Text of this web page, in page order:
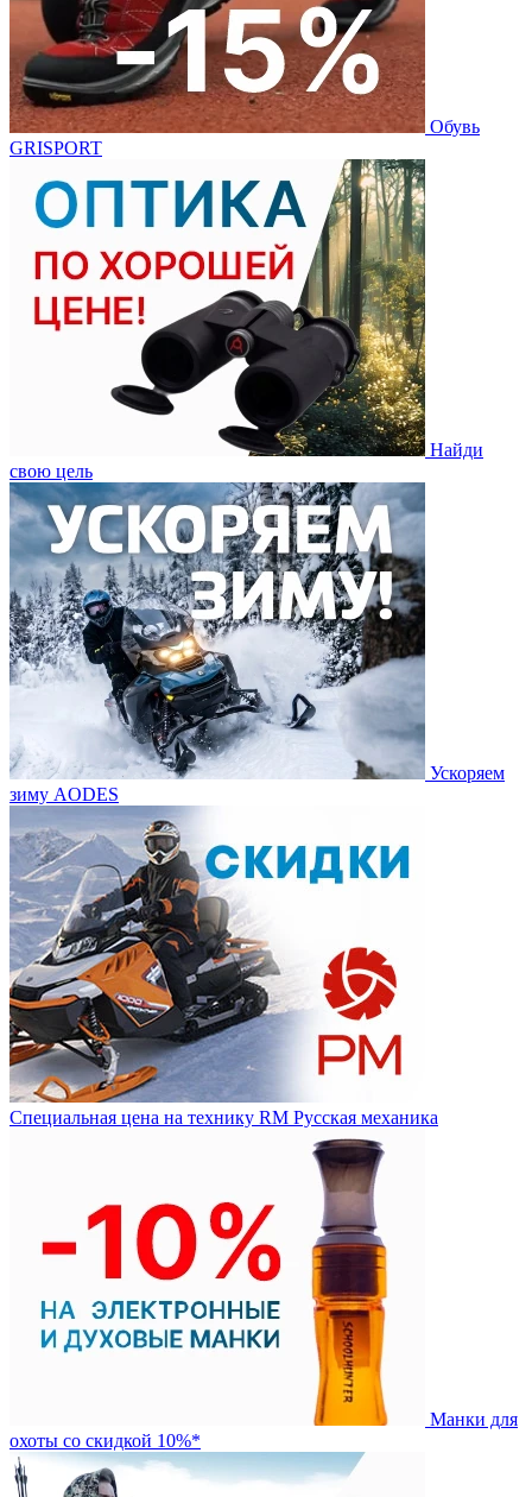
Обувь
GRISPORT
Найди
свою цель
Ускоряем
зиму AODES
Специальная цена на технику RM Русская механика
Манки для
охоты со скидкой 10%*